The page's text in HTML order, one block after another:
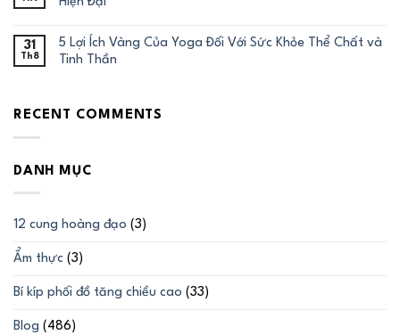
31
Th8
5 Lợi Ích Vàng Của Yoga Đối Với Sức Khỏe Thể Chất và
Tinh Thần
RECENT COMMENTS
DANH MỤC
12 cung hoàng đạo (3)
Ẩm thực (3)
Bí kíp phối đồ tăng chiều cao (33)
Blog (486)